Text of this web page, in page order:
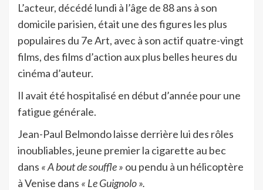
L’acteur, décédé lundi à l’âge de 88 ans à son
domicile parisien, était une des figures les plus
populaires du 7e Art, avec à son actif quatre-vingt
films, des films d’action aux plus belles heures du
cinéma d’auteur.
Il avait été hospitalisé en début d’année pour une
fatigue générale.
Jean-Paul Belmondo laisse derrière lui des rôles
inoubliables, jeune premier la cigarette au bec
dans « A bout de souffle » ou pendu à un hélicoptère
à Venise dans « Le Guignolo ».